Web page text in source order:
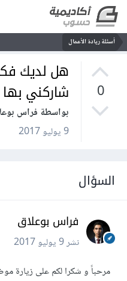
أسئلة ريادة الأعمال
0
هل لديك
شاركني
بواسطة فراس
9 يوليو 2017
السؤال
فراس بوعلاق
نشر9 يوليو 2017
مرحباً و شكرا لكم على زيارة